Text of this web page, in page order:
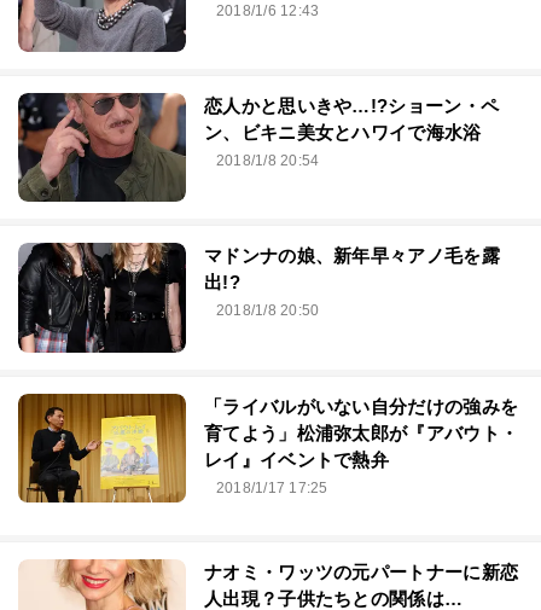
2018/1/6 12:43
恋人かと思いきや…!?ショーン・ペ
ン、ビキニ美女とハワイで海水浴
2018/1/8 20:54
マドンナの娘、新年早々アノ毛を露
出!?
2018/1/8 20:50
「ライバルがいない自分だけの強みを
育てよう」松浦弥太郎が『アバウト・
レイ』イベントで熱弁
2018/1/17 17:25
ナオミ・ワッツの元パートナーに新恋
人出現？子供たちとの関係は…